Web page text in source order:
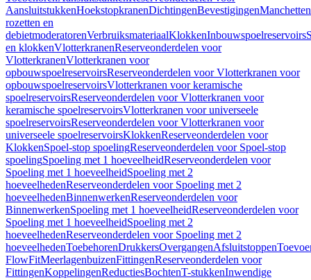
AansluitstukkenHoekstopkranenDichtingenBevestigingenManchetten
rozetten en
debietmoderatorenVerbruiksmateriaalKlokkenInbouwspoelreservoirs
en klokkenVlotterkranenReserveonderdelen voor
VlotterkranenVlotterkranen voor
opbouwspoelreservoirsReserveonderdelen voor Vlotterkranen voor
opbouwspoelreservoirsVlotterkranen voor keramische
spoelreservoirsReserveonderdelen voor Vlotterkranen voor
keramische spoelreservoirsVlotterkranen voor universeele
spoelreservoirsReserveonderdelen voor Vlotterkranen voor
universeele spoelreservoirsKlokkenReserveonderdelen voor
KlokkenSpoel-stop spoelingReserveonderdelen voor Spoel-stop
spoelingSpoeling met 1 hoeveelheidReserveonderdelen voor
Spoeling met 1 hoeveelheidSpoeling met 2
hoeveelhedenReserveonderdelen voor Spoeling met 2
hoeveelhedenBinnenwerkenReserveonderdelen voor
BinnenwerkenSpoeling met 1 hoeveelheidReserveonderdelen voor
Spoeling met 1 hoeveelheidSpoeling met 2
hoeveelhedenReserveonderdelen voor Spoeling met 2
hoeveelhedenToebehorenDrukkersOvergangenAfsluitstoppen
FlowFitMeerlagenbuizenFittingenReserveonderdelen voor
FittingenKoppelingenReductiesBochtenT-stukkenInwendige